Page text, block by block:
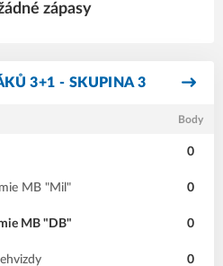
zápasy
3+1 - SKUPINA 3
Body
0
MB "Mil" 0
MB "DB" 0
0